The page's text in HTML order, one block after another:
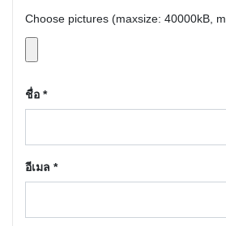
Choose pictures (maxsize: 40000kB,
ชื่อ *
อีเมล *